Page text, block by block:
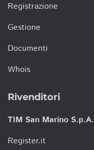
Registrazione
Gestione
Documenti
Whois
Rivenditori
TIM San Marino S.p.A.
Register.it